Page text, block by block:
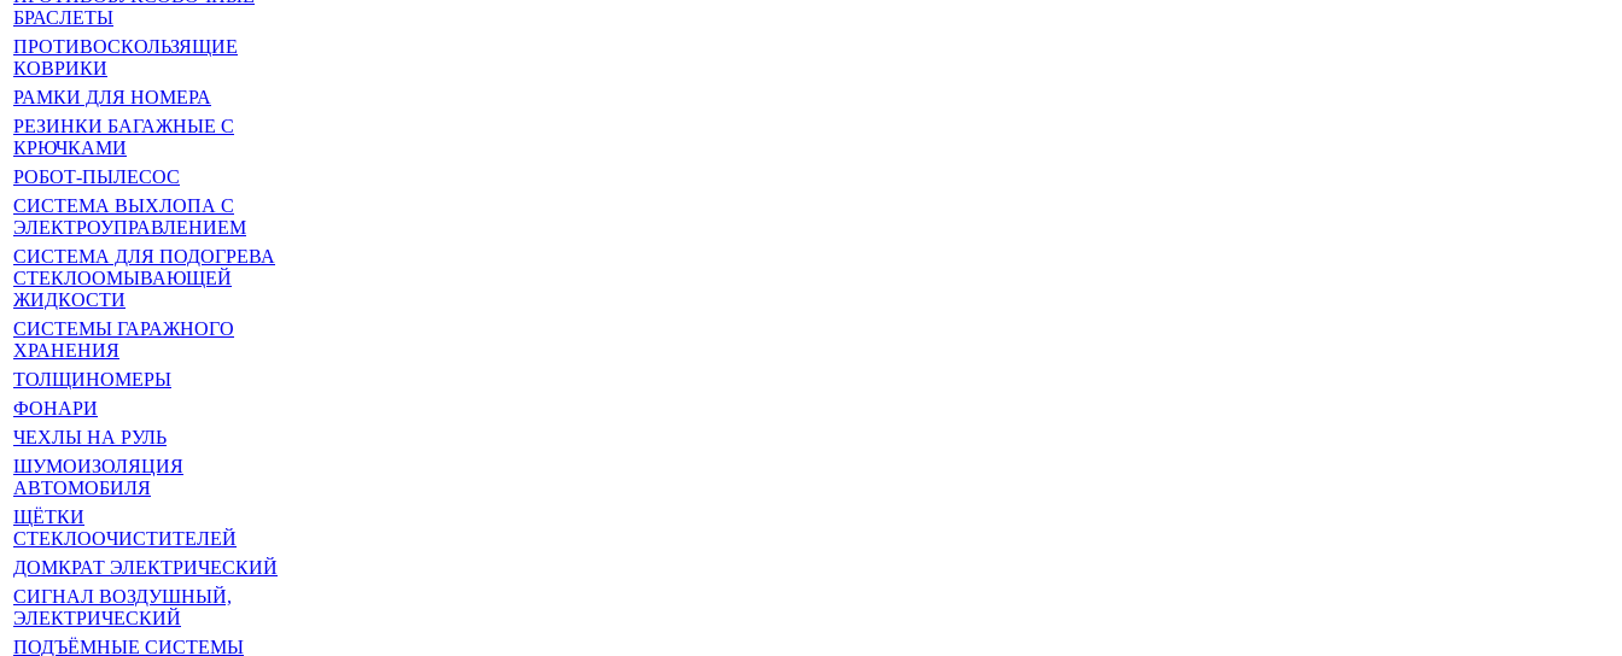
БРАСЛЕТЫ
ПРОТИВОСКОЛЬЗЯЩИЕ
КОВРИКИ
РАМКИ ДЛЯ НОМЕРА
РЕЗИНКИ БАГАЖНЫЕ С
КРЮЧКАМИ
РОБОТ-ПЫЛЕСОС
СИСТЕМА ВЫХЛОПА С
ЭЛЕКТРОУПРАВЛЕНИЕМ
СИСТЕМА ДЛЯ ПОДОГРЕВА
СТЕКЛООМЫВАЮЩЕЙ
ЖИДКОСТИ
СИСТЕМЫ ГАРАЖНОГО
ХРАНЕНИЯ
ТОЛЩИНОМЕРЫ
ФОНАРИ
ЧЕХЛЫ НА РУЛЬ
ШУМОИЗОЛЯЦИЯ
АВТОМОБИЛЯ
ЩЁТКИ
СТЕКЛООЧИСТИТЕЛЕЙ
ДОМКРАТ ЭЛЕКТРИЧЕСКИЙ
СИГНАЛ ВОЗДУШНЫЙ,
ЭЛЕКТРИЧЕСКИЙ
ПОДЪЁМНЫЕ СИСТЕМЫ